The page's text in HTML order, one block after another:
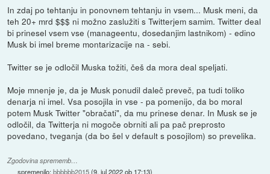
In zdaj po tehtanju in ponovnem tehtanju in vsem... Musk meni, da
teh 20+ mrd $$$ ni možno zaslužiti s Twitterjem samim. Twitter deal
bi prinesel vsem vse (manageentu, dosedanjim lastnikom) - edino
Musk bi imel breme montarizacije na - sebi.
Twitter se je odločil Muska tožiti, češ da mora deal speljati.
Moje mnenje je, da je Musk ponudil daleč preveč, pa tudi toliko
denarja ni imel. Vsa posojila in vse - pa pomenijo, da bo moral
potem Musk Twitter "obračati", da mu prinese denar. In Musk se je
odločil, da Twitterja ni mogoče obrniti ali pa pač preprosto
povedano, tveganja (da bo šel v default s posojilom) so prevelika.
Zgodovina sprememb…
spremenilo:bbbbbb2015(9. jul 2022 ob 17:13)